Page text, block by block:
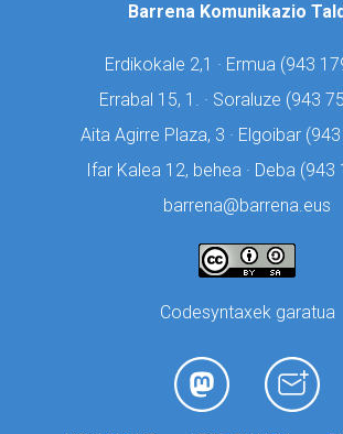
Barrena Komunikazio
Erdikokale 2,1 · Ermua (943
Errabal 15, 1. · Soraluze (943
Aita Agirre Plaza, 3 · Elgoibar (
Ifar Kalea 12, behea · Deba (943
barrena@barrena.eus
Codesyntaxek garatua